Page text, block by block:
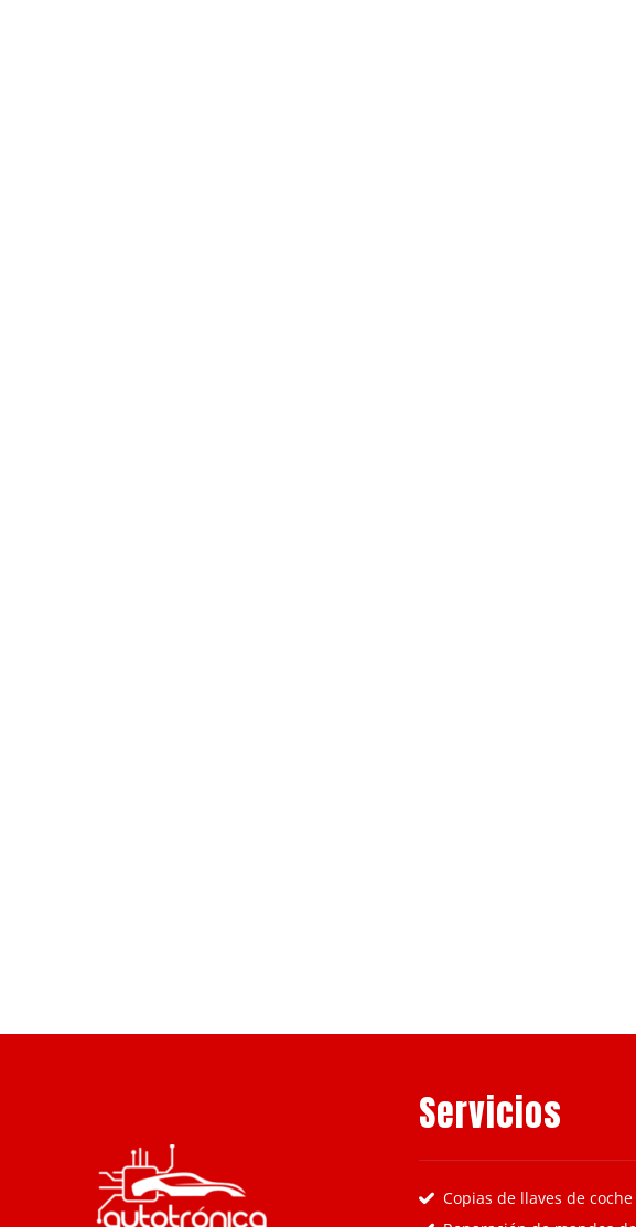
Servicios
Copias de llaves de coche